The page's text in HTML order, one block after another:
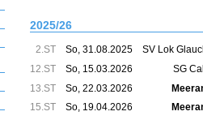
2025/26
2.ST So, 31.08.2025 SV Lok
12.ST So, 15.03.2026 SG
13.ST So, 22.03.2026
15.ST So, 19.04.2026